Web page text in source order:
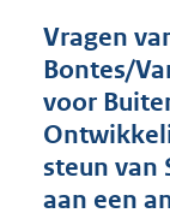
Vragen
Bontes/
voor
steun van
aan een